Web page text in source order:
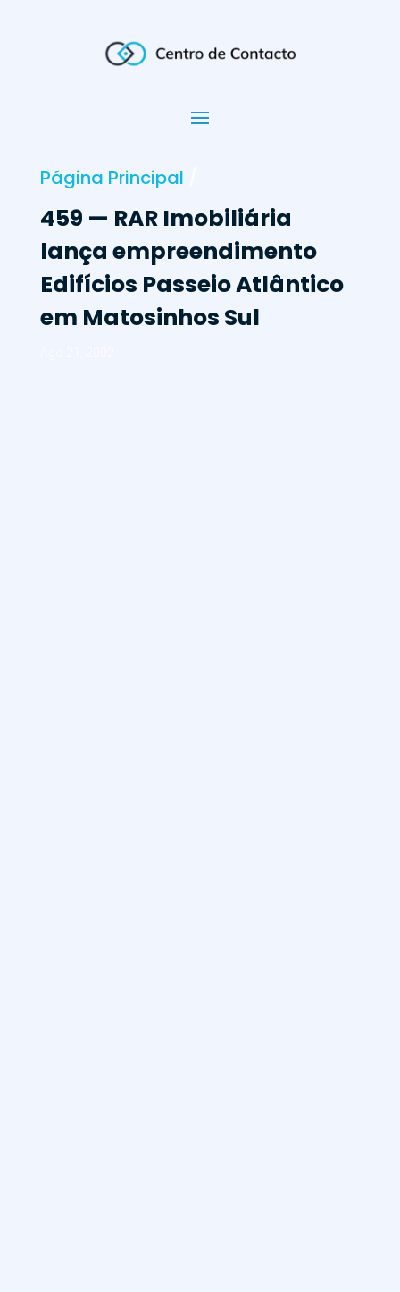
Página Principal
459 — RAR Imobiliária
lança empreendimento
Edifícios Passeio Atlântico
em Matosinhos Sul